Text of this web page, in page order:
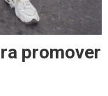
promover